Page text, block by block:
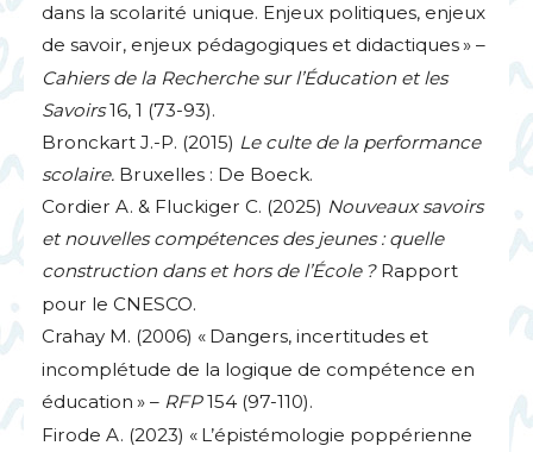
dans la scolarité unique. Enjeux politiques, enjeux
de savoir, enjeux pédagogiques et didactiques» –
Cahiers de la Recherche sur l’Éducation et les
Savoirs16, 1 (73-93).
Bronckart J.-P. (2015) Le culte de la performance
scolaire. Bruxelles : De Boeck.
Cordier A. & Fluckiger C. (2025) Nouveaux savoirs
et nouvelles compétences des jeunes : quelle
construction dans et hors de l’École ?Rapport
pour le CNESCO.
Crahay M. (2006) « Dangers, incertitudes et
incomplétude de la logique de compétence en
éducation » – RFP154 (97-110).
Firode A. (2023) « L’épistémologie poppérienne